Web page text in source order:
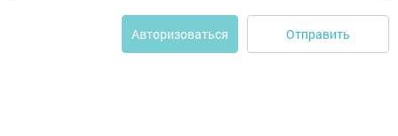
Авторизоваться Отправить